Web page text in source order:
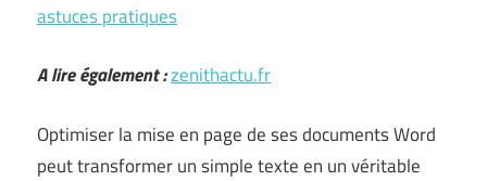
astuces pratiques
A lire également :zenithactu.fr
Optimiser la mise en page de ses documents Word
peut transformer un simple texte en un véritable